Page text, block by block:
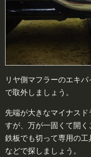
リヤ側マフラーのエキ
で取外しましょう。
先端が大きなマイナス
すが、万が一固くて開
鉄板でも切って専用の
などで探しましょう。